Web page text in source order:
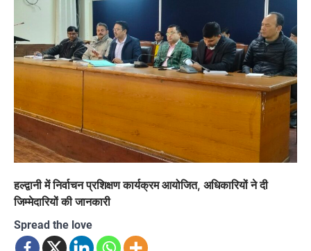
हल्द्वानी में निर्वाचन प्रशिक्षण कार्यक्रम आयोजित, अधिकारियों ने दी
जिम्मेदारियों की जानकारी
Spread the love